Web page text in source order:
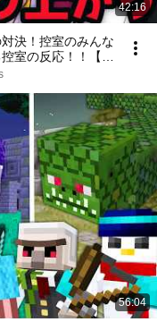
42:16
決！控室のみんな
室の反応！！【ド
56:04